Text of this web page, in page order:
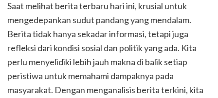
Saat melihat berita terbaru hari ini, krusial untuk
mengedepankan sudut pandang yang mendalam.
Berita tidak hanya sekadar informasi, tetapi juga
refleksi dari kondisi sosial dan politik yang ada. Kita
perlu menyelidiki lebih jauh makna di balik setiap
peristiwa untuk memahami dampaknya pada
masyarakat. Dengan menganalisis berita terkini, kita